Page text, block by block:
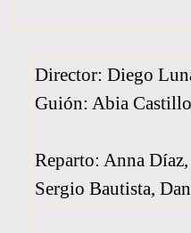
Director: Diego
Guión: Abia
Reparto: Anna
Sergio Bautista,